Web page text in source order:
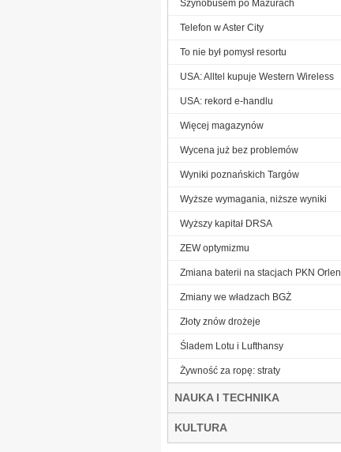
Szynobusem po Mazurach
Telefon w Aster City
To nie był pomysł resortu
USA: Alltel kupuje Western Wireless
USA: rekord e-handlu
Więcej magazynów
Wycena już bez problemów
Wyniki poznańskich Targów
Wyższe wymagania, niższe wyniki
Wyższy kapitał DRSA
ZEW optymizmu
Zmiana baterii na stacjach PKN Orlen
Zmiany we władzach BGŻ
Złoty znów drożeje
Śladem Lotu i Lufthansy
Żywność za ropę: straty
NAUKA I TECHNIKA
KULTURA